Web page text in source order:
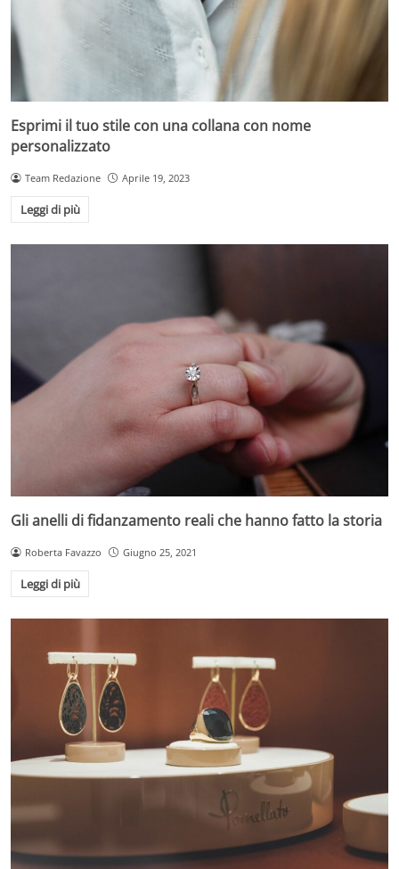
Esprimi il tuo stile con una collana con nome
personalizzato
Team Redazione Aprile 19, 2023
Leggi di più
Gli anelli di fidanzamento reali che hanno fatto la storia
Roberta Favazzo Giugno 25, 2021
Leggi di più